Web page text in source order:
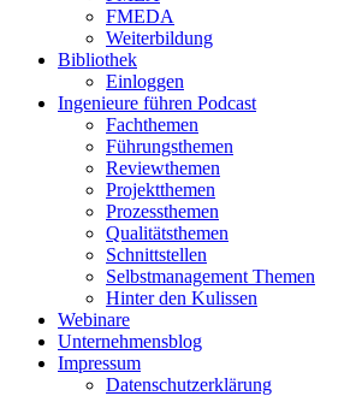
FMEDA
Weiterbildung
Bibliothek
Einloggen
Ingenieure führen Podcast
Fachthemen
Führungsthemen
Reviewthemen
Projektthemen
Prozessthemen
Qualitätsthemen
Schnittstellen
Selbstmanagement Themen
Hinter den Kulissen
Webinare
Unternehmensblog
Impressum
Datenschutzerklärung